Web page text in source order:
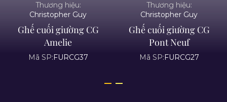
Thương hiệu:
Christopher Guy
Ghế cuối giường CG
Amelie
Mã SP:FURCG37
Thương hiệu:
Christopher Guy
Ghế cuối giường CG
Pont Neuf
Mã SP:FURCG27